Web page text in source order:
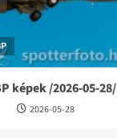
képek /2026-05-28/
2026-05-28